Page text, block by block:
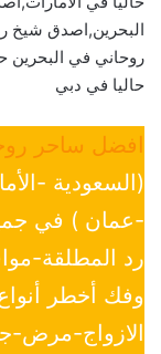
البحرين,اصدق شيخ
روحاني في البحرين
حاليا في دبي
افضل ساحر
(السعودية -
-عمان ) في
رد المطلقة-
وفك أخطر
الازواج-مرض-